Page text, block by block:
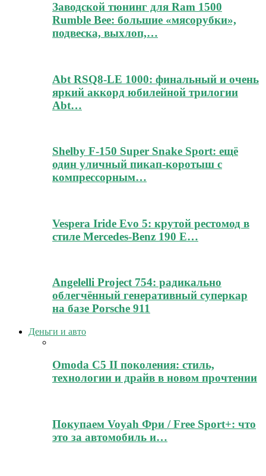
Заводской тюнинг для Ram 1500
Rumble Bee: большие «мясорубки»,
подвеска, выхлоп,…
Abt RSQ8-LE 1000: финальный и очень
яркий аккорд юбилейной трилогии
Abt…
Shelby F-150 Super Snake Sport: ещё
один уличный пикап-коротыш с
компрессорным…
Vespera Iride Evo 5: крутой рестомод в
стиле Mercedes-Benz 190 E…
Angelelli Project 754: радикально
облегчённый генеративный суперкар
на базе Porsche 911
Деньги и авто
Omoda C5 II поколения: стиль,
технологии и драйв в новом прочтении
Покупаем Voyah Фри / Free Sport+: что
это за автомобиль и…